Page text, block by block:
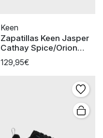
Keen
Zapatillas Keen Jasper
Cathay Spice/Orion
Blue Man
129,95€